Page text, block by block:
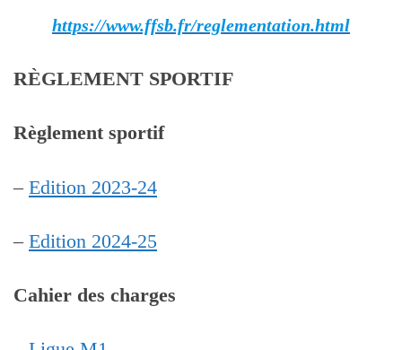
https://www.ffsb.fr/reglementation.html
RÈGLEMENT SPORTIF
Règlement sportif
– Edition 2023-24
– Edition 2024-25
Cahier des charges